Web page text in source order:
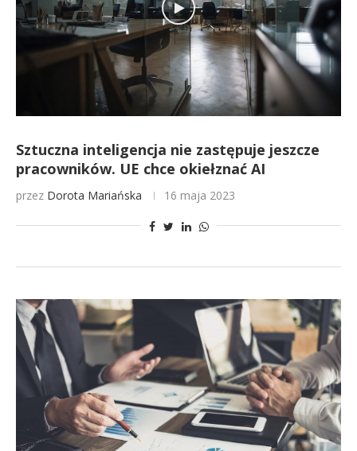
Sztuczna inteligencja nie zastępuje jeszcze
pracowników. UE chce okiełznać AI
przez Dorota Mariańska 16 maja 2023